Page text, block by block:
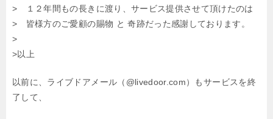
> １２年間もの長きに渡り、サービス提供させて頂けたのは
> 皆様方のご愛顧の賜物 と 奇跡だった感謝しております。
>
>以上
以前に、ライブドアメール（@livedoor.com）もサービスを終
了して、